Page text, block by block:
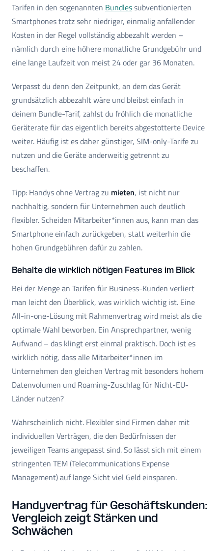
Tarifen in den sogenannten Bundlessubventionierten
Smartphones trotz sehr niedriger, einmalig anfallender
Kosten in der Regel vollständig abbezahlt werden –
nämlich durch eine höhere monatliche Grundgebühr und
eine lange Laufzeit von meist 24 oder gar 36 Monaten.
Verpasst du denn den Zeitpunkt, an dem das Gerät
grundsätzlich abbezahlt wäre und bleibst einfach in
deinem Bundle-Tarif, zahlst du fröhlich die monatliche
Geräterate für das eigentlich bereits abgestotterte Device
weiter. Häufig ist es daher günstiger, SIM-only-Tarife zu
nutzen und die Geräte anderweitig getrennt zu
beschaffen.
Tipp: Handys ohne Vertrag zu mieten, ist nicht nur
nachhaltig, sondern für Unternehmen auch deutlich
flexibler. Scheiden Mitarbeiter*innen aus, kann man das
Smartphone einfach zurückgeben, statt weiterhin die
hohen Grundgebühren dafür zu zahlen.
Behalte die wirklich nötigen Features im Blick
Bei der Menge an Tarifen für Business-Kunden verliert
man leicht den Überblick, was wirklich wichtig ist. Eine
All-in-one-Lösung mit Rahmenvertrag wird meist als die
optimale Wahl beworben. Ein Ansprechpartner, wenig
Aufwand – das klingt erst einmal praktisch. Doch ist es
wirklich nötig, dass alle Mitarbeiter*innen im
Unternehmen den gleichen Vertrag mit besonders hohem
Datenvolumen und Roaming-Zuschlag für Nicht-EU-
Länder nutzen?
Wahrscheinlich nicht. Flexibler sind Firmen daher mit
individuellen Verträgen, die den Bedürfnissen der
jeweiligen Teams angepasst sind. So lässt sich mit einem
stringenten TEM (Telecommunications Expense
Management) auf lange Sicht viel Geld einsparen.
Handyvertrag für Geschäftskunden:
Vergleich zeigt Stärken und
Schwächen